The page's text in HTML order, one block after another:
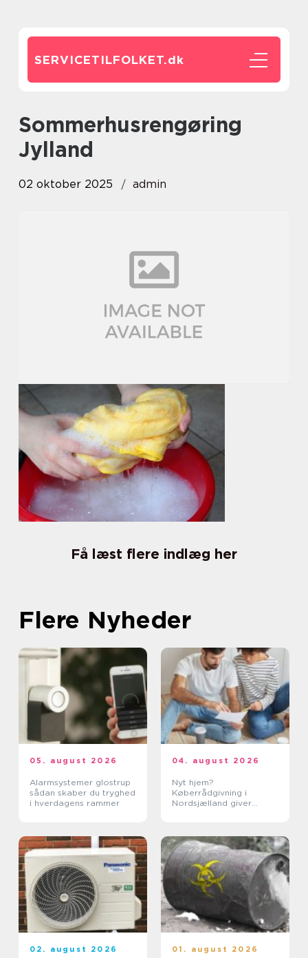
SERVICETILFOLKET.dk
sommerhusrengøring
Jylland
02 oktober 2025 admin
Få læst flere indlæg her
Flere Nyheder
05. august 2026
Alarmsystemer glostrup
sådan skaber du tryghed
i hverdagens rammer
04. august 2026
Nyt hjem?
Køberrådgivning i
Nordsjælland giver
02. august 2026 01. august 2026